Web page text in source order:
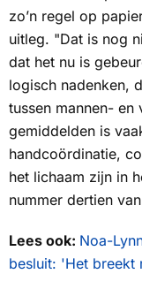
zo’n regel op
uitleg. "Dat is nog
dat het nu is
logisch nadenken,
tussen mannen-
gemiddelden is
handcoördinatie,
het lichaam zijn in
nummer dertien
Lees ook: Noa-
besluit: 'Het breekt